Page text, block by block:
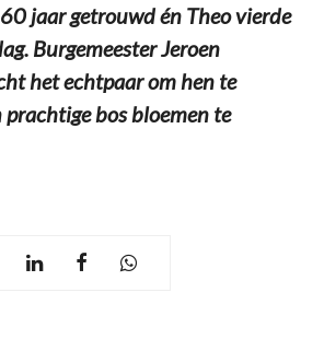
jaar getrouwd én Theo vierde
Burgemeester Jeroen
het echtpaar om hen te
bos bloemen te